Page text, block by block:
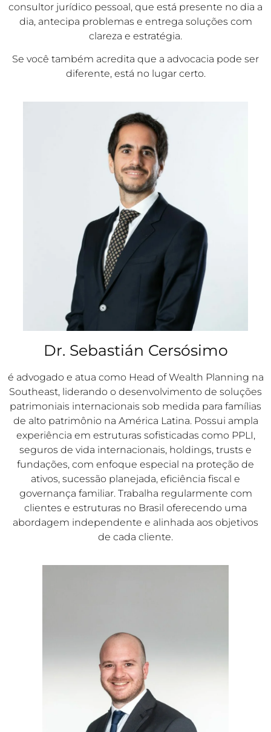
consultor jurídico pessoal, que está presente no dia a
dia, antecipa problemas e entrega soluções com
clareza e estratégia.
Se você também acredita que a advocacia pode ser
diferente, está no lugar certo.
Dr. Sebastián Cersósimo
é advogado e atua como Head of Wealth Planning na
Southeast, liderando o desenvolvimento de soluções
patrimoniais internacionais sob medida para famílias
de alto patrimônio na América Latina. Possui ampla
experiência em estruturas sofisticadas como PPLI,
seguros de vida internacionais, holdings, trusts e
fundações, com enfoque especial na proteção de
ativos, sucessão planejada, eficiência fiscal e
governança familiar. Trabalha regularmente com
clientes e estruturas no Brasil oferecendo uma
abordagem independente e alinhada aos objetivos
de cada cliente.